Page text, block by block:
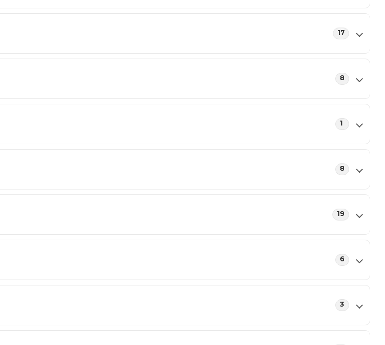
17
8
1
8
19
6
3